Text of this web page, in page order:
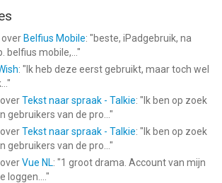
over Belfius Mobile: "beste, iPadgebruik, na
belfius mobile,... "
: " Ik heb deze eerst gebruikt, maar toch wel
"
Tekst naar spraak - Talkie: " Ik ben op zoek
gebruikers van de pro... "
Tekst naar spraak - Talkie: " Ik ben op zoek
gebruikers van de pro... "
Vue NL: "1 groot drama. Account van mijn
"